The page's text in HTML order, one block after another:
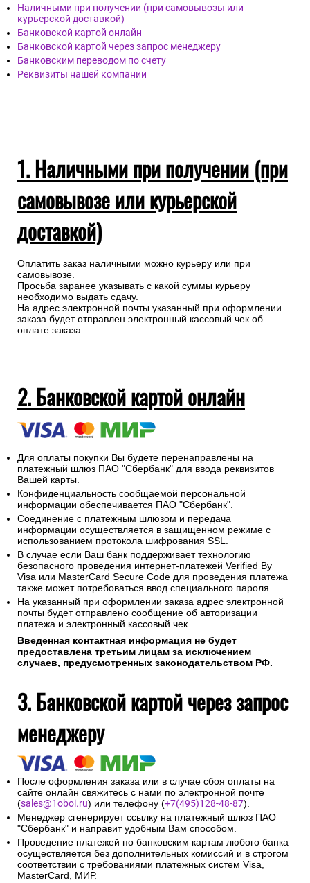
Наличными при получении (при самовывозы или
курьерской доставкой)
Банковской картой онлайн
Банковской картой через запрос менеджеру
Банковским переводом по счету
Реквизиты нашей компании
1. Наличными при получении (при
самовывозе или курьерской
доставкой)
Оплатить заказ наличными можно курьеру или при
самовывозе.
Просьба заранее указывать с какой суммы курьеру
необходимо выдать сдачу.
На адрес электронной почты указанный при оформлении
заказа будет отправлен электронный кассовый чек об
оплате заказа.
2. Банковской картой онлайн
Для оплаты покупки Вы будете перенаправлены на
платежный шлюз ПАО "Сбербанк" для ввода реквизитов
Вашей карты.
Конфиденциальность сообщаемой персональной
информации обеспечивается ПАО "Сбербанк".
Соединение с платежным шлюзом и передача
информации осуществляется в защищенном режиме с
использованием протокола шифрования SSL.
В случае если Ваш банк поддерживает технологию
безопасного проведения интернет-платежей Verified By
Visa или MasterCard Secure Code для проведения платежа
также может потребоваться ввод специального пароля.
На указанный при оформлении заказа адрес электронной
почты будет отправлено сообщение об авторизации
платежа и электронный кассовый чек.
Введенная контактная информация не будет
предоставлена третьим лицам за исключением
случаев, предусмотренных законодательством РФ.
3. Банковской картой через запрос
менеджеру
После оформления заказа или в случае сбоя оплаты на
сайте онлайн свяжитесь с нами по электронной почте
(sales@1oboi.ru) или телефону (+7(495)128-48-87).
Менеджер сгенерирует ссылку на платежный шлюз ПАО
"Сбербанк" и направит удобным Вам способом.
Проведение платежей по банковским картам любого банка
осуществляется без дополнительных комиссий и в строгом
соответствии с требованиями платежных систем Visa,
MasterCard, МИР.